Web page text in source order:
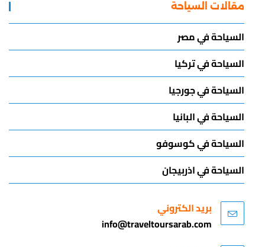
مقالات السياحة
السياحة في مصر
السياحة في تركيا
السياحة في جورجيا
السياحة في البانيا
السياحة في كوسوفو
السياحة في اذربيجان
بريد الكتروني
info@traveltoursarab.com